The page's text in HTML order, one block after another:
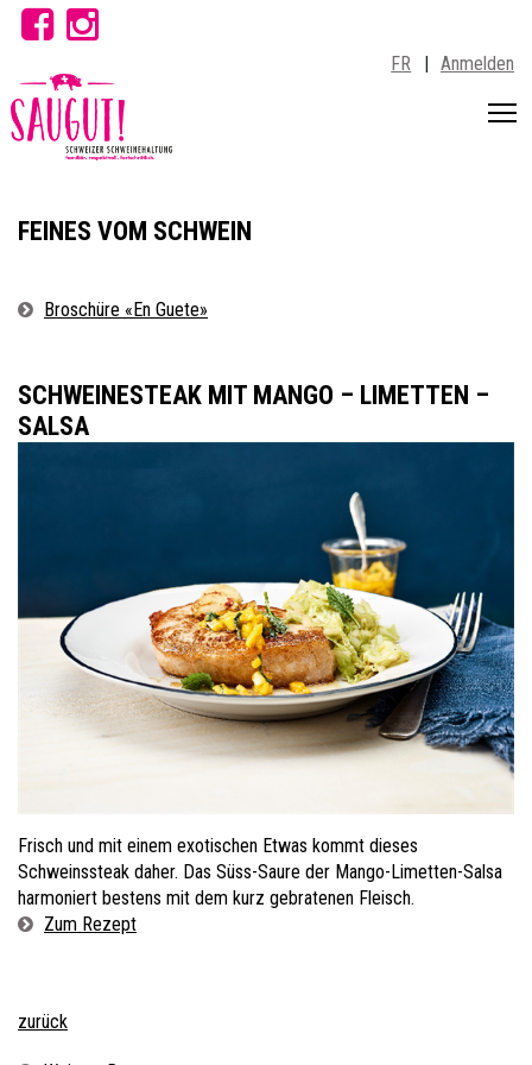
FR | Anmelden
FEINES VOM SCHWEIN
Broschüre «En Guete»
SCHWEINESTEAK MIT MANGO – LIMETTEN –
SALSA
Frisch und mit einem exotischen Etwas kommt dieses
Schweinssteak daher. Das Süss-Saure der Mango-Limetten-Salsa
harmoniert bestens mit dem kurz gebratenen Fleisch.
Zum Rezept
zurück